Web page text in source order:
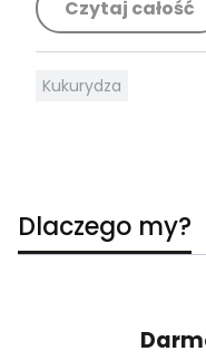
Czytaj całość
Kukurydza
Dlaczego my?